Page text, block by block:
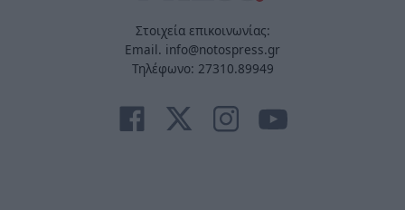
Στοιχεία επικοινωνίας:
Email. info@notospress.gr
Τηλέφωνο: 27310.89949